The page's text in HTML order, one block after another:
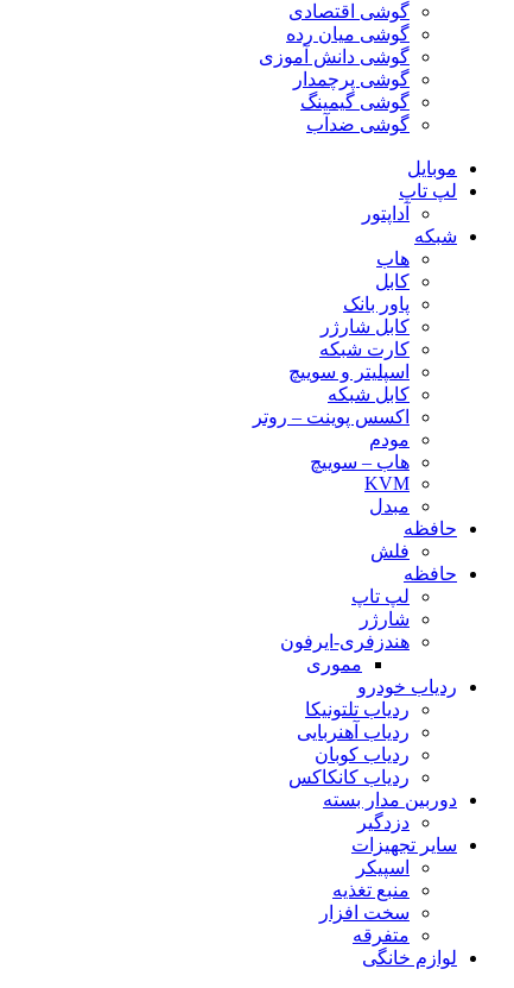
گوشی اقتصادی
گوشی میان رده
گوشی دانش آموزی
گوشی پرچمدار
گوشی گیمینگ
گوشی ضدآب
موبایل
لپ تاپ
آداپتور
شبکه
هاب
کابل
پاور بانک
کابل شارژر
کارت شبکه
اسپلیتر و سوییچ
کابل شبکه
اکسس پوینت – روتر
مودم
هاب – سوییچ
KVM
مبدل
حافظه
فلش
حافظه
لپ تاپ
شارژر
هندزفری-ایرفون
مموری
ردیاب خودرو
ردیاب تلتونیکا
ردیاب آهنربایی
ردیاب کوبان
ردیاب کانکاکس
دوربین مدار بسته
دزدگیر
سایر تجهیزات
اسپیکر
منبع تغذیه
سخت افزار
متفرقه
لوازم خانگی